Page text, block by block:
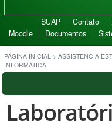
SUAP Contato
Moodle
Documentos
PÁGINA INICIAL > ASSISTÊNCIA
INFORMÁTICA